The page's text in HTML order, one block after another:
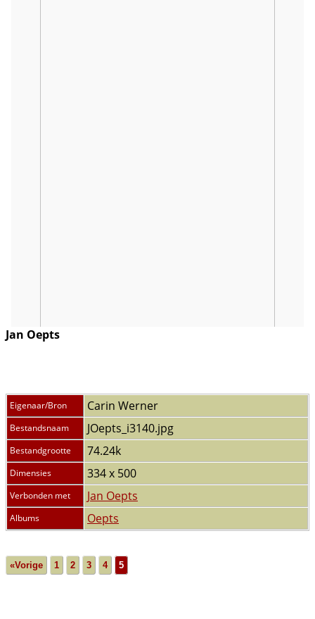
Jan Oepts
Eigenaar/Bron Carin Werner
Bestandsnaam JOepts_i3140.jpg
Bestandgrootte 74.24k
Dimensies 334 x 500
Verbonden met Jan Oepts
Albums Oepts
«Vorige 1 2 3 4 5